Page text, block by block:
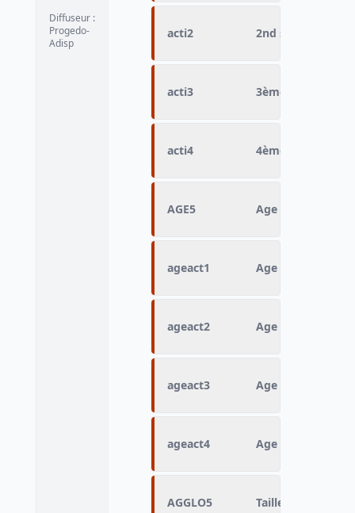
Diffuseur :
Progedo-
Adisp
acti2 2nd sport
acti3 3ème sport
acti4 4ème sport
AGE5 Age en 5
ageact1 Age début de la
ageact2 Age début de la
ageact3 Age début de la
ageact4 Age début de la
AGGLO5 Taille d'unité